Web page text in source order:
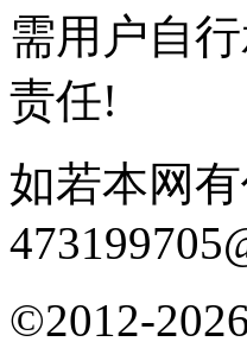
需用户自
责任!
如若本网
©2012-